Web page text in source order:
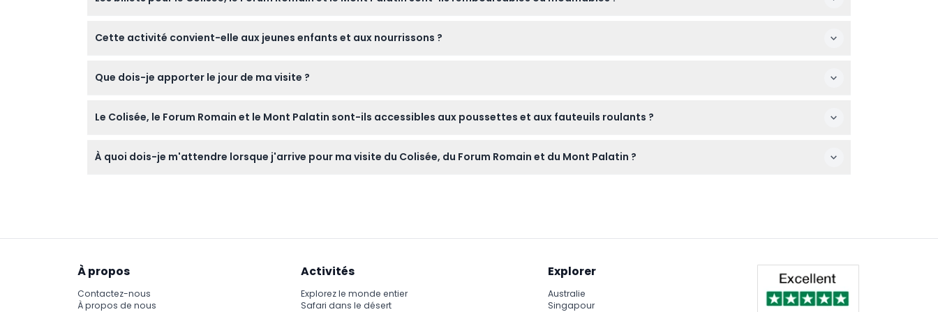
votre réservation en ligne.
Cette activité convient-elle aux jeunes enfants et aux nourrissons ?
ans et plus sont facturés comme des adultes.
Que dois-je apporter le jour de ma visite ?
objets tranchants pour assurer une entrée fluide.
Le Colisée, le Forum Romain et le Mont Palatin sont-ils accessibles aux poussettes et aux fauteuils roulants ?
de mobilité.
À quoi dois-je m'attendre lorsque j'arrive pour ma visite du Colisée, du Forum Romain et du Mont Palatin ?
À propos
Contactez-nous
À propos de nous
Activités
Explorez le monde entier
Safari dans le désert
Explorer
Australie
Singapour